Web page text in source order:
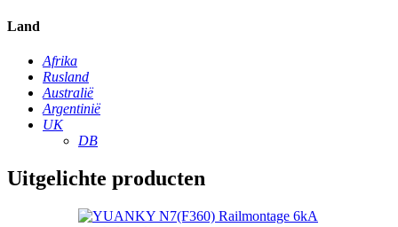
Land
Afrika
Rusland
Australië
Argentinië
UK
DB
Uitgelichte producten